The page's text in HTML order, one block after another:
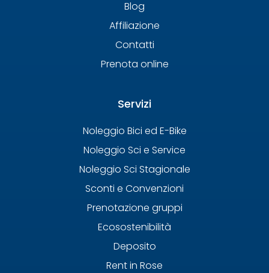
Blog
Affiliazione
Contatti
Prenota online
Servizi
Noleggio Bici ed E-Bike
Noleggio Sci e Service
Noleggio Sci Stagionale
Sconti e Convenzioni
Prenotazione gruppi
Ecosostenibilità
Deposito
Rent in Rose